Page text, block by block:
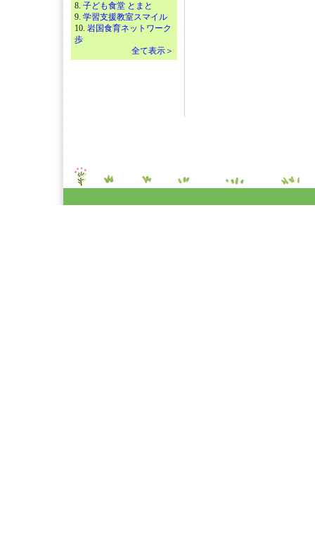
8. 子ども食堂 とまと
9. 学習支援教室スマイル
10. 岩国食育ネットワーク
歩
全て表示＞